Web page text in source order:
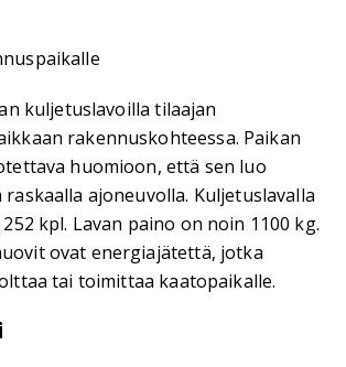
kuljetuslavoilla tilaajan
rakennuskohteessa. Paikan
huomioon, että sen luo
raskaalla ajoneuvolla. Kuljetuslavalla
kpl. Lavan paino on noin 1100 kg.
ovat energiajätettä, jotka
tai toimittaa kaatopaikalle.